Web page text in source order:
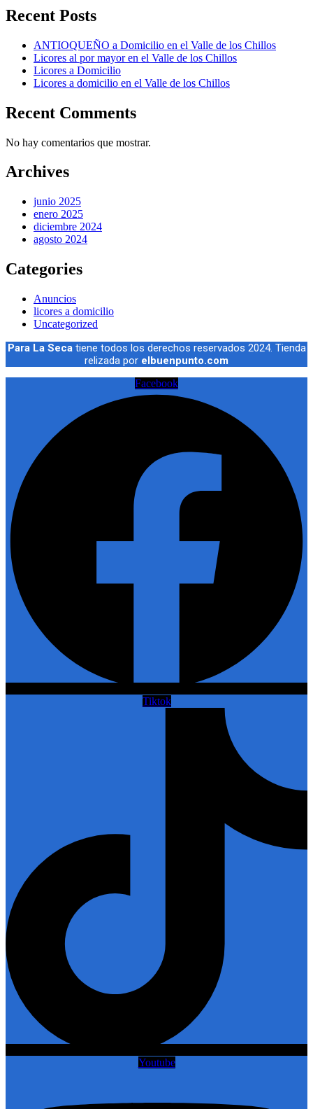
Recent Posts
ANTIOQUEÑO a Domicilio en el Valle de los Chillos
Licores al por mayor en el Valle de los Chillos
Licores a Domicilio
Licores a domicilio en el Valle de los Chillos
Recent Comments
No hay comentarios que mostrar.
Archives
junio 2025
enero 2025
diciembre 2024
agosto 2024
Categories
Anuncios
licores a domicilio
Uncategorized
Para La Secatiene todos los derechos reservados 2024. Tienda
relizada por elbuenpunto.com
Facebook
Tiktok
Youtube